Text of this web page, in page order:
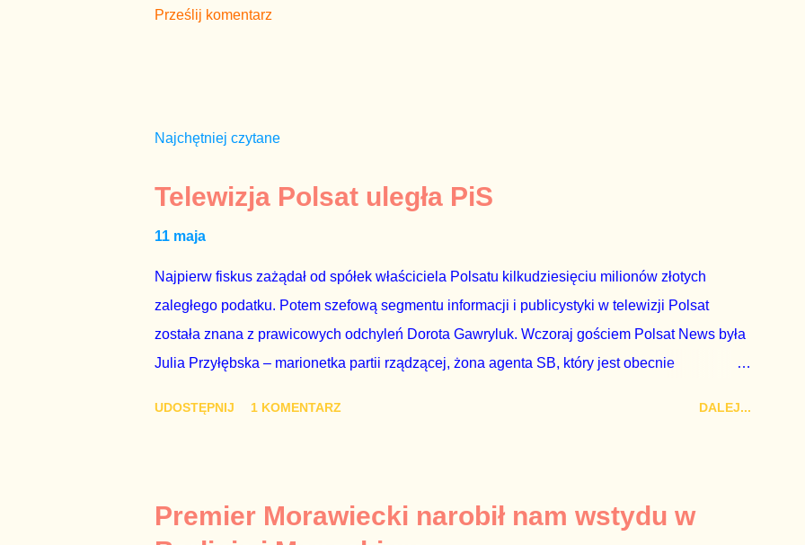
Prześlij komentarz
Najchętniej czytane
Telewizja Polsat uległa PiS
11 maja
Najpierw fiskus zażądał od spółek właściciela Polsatu kilkudziesięciu milionów złotych
zaległego podatku. Potem szefową segmentu informacji i publicystyki w telewizji Polsat
została znana z prawicowych odchyleń Dorota Gawryluk. Wczoraj gościem Polsat News była
Julia Przyłębska – marionetka partii rządzącej, żona agenta SB, który jest obecnie
z TVP i TVN nie dorastają do pięt. Smutne, że znowu dał się złamać partii Jarosława
Kaczyńskiego. Znowu, bo w 2007 roku też tak się stało. Na kilka tygodni przed
UDOSTĘPNIJ 1 KOMENTARZ DALEJ...
Premier Morawiecki narobił nam wstydu w